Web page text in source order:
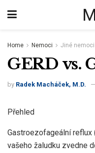
Home Nemoci Jiné nemoci
GERD vs.
by Radek Macháček, M.D.
Přehled
Gastroezofageální reflux
vašeho žaludku zvedne